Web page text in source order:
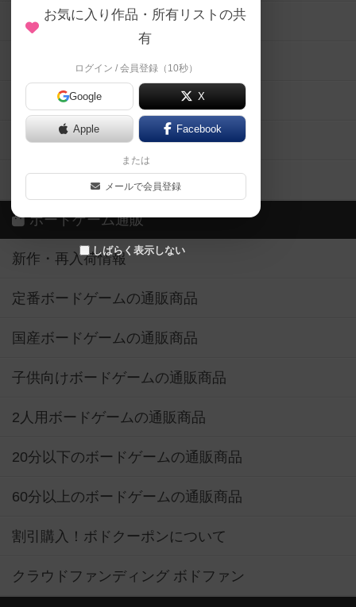
お気に入り作品・所有リストの共
有
ログイン / 会員登録（10秒）
Google X
Apple Facebook
または
メールで会員登録
しばらく表示しない
メカニクス特集
掲示板・トピックス
ボドとも・会員一覧
ボードゲーム業界コラム
ボドゲーマご利用案内
ボードゲーム通販
新作・再入荷情報
定番ボードゲームの通販商品
国産ボードゲームの通販商品
子供向けボードゲームの通販商品
2人用ボードゲームの通販商品
20分以下のボードゲームの通販商品
60分以上のボードゲームの通販商品
割引購入！ボドクーポンについて
クラウドファンディング ボドファン